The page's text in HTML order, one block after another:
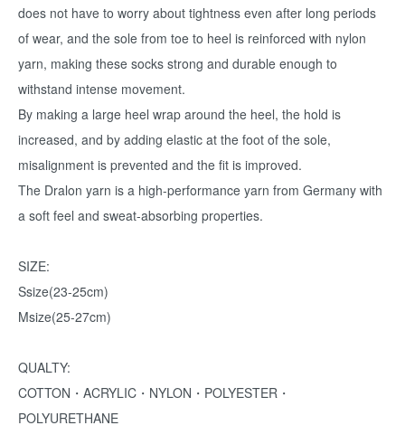
does not have to worry about tightness even after long periods
of wear, and the sole from toe to heel is reinforced with nylon
yarn, making these socks strong and durable enough to
withstand intense movement.
By making a large heel wrap around the heel, the hold is
increased, and by adding elastic at the foot of the sole,
misalignment is prevented and the fit is improved.
The Dralon yarn is a high-performance yarn from Germany with
a soft feel and sweat-absorbing properties.
SIZE:
Ssize(23-25cm)
Msize(25-27cm)
QUALTY:
COTTON・ACRYLIC・NYLON・POLYESTER・
POLYURETHANE